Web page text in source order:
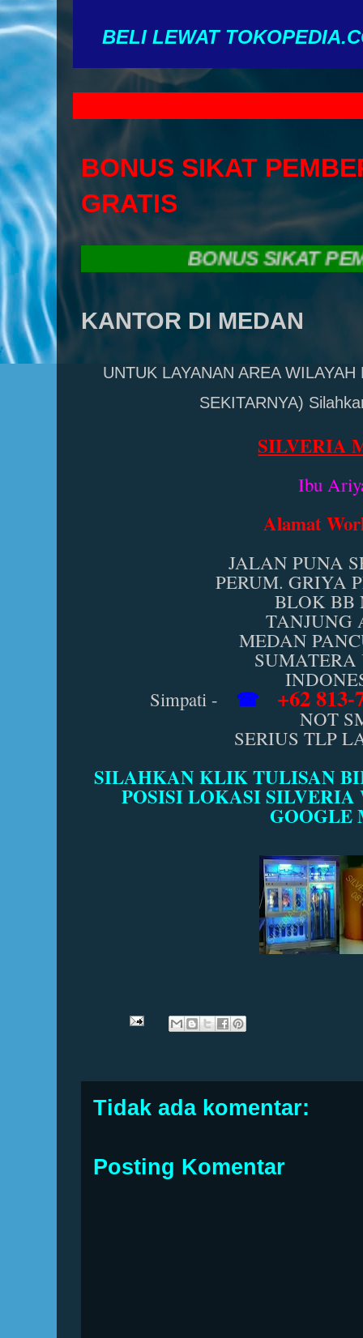
BELI LEWAT
BONUS SIKAT
GRATIS
BONUS SIKAT
KANTOR DI MEDAN
UNTUK LAYANAN AREA
SEKITARNYA)
SILVERIA
Ibu
Alamat
JALAN PUNA
PERUM. GRIYA
BLOK BB
TANJUNG
MEDAN
Simpati - ☎ +62 813-
NOT
SERIUS TLP
SILAHKAN KLIK TULISAN
POSISI LOKASI
GOOGLE
Tidak ada komentar:
Posting Komentar